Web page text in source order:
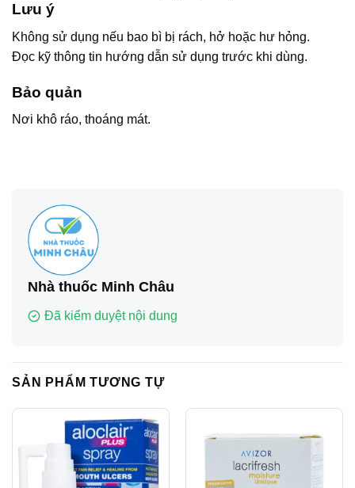
Lưu ý
Không sử dụng nếu bao bì bị rách, hở hoặc hư hỏng.
Đọc kỹ thông tin hướng dẫn sử dụng trước khi dùng.
Bảo quản
Nơi khô ráo, thoáng mát.
Nhà thuốc Minh Châu
Đã kiểm duyệt nội dung
SẢN PHẨM TƯƠNG TỰ